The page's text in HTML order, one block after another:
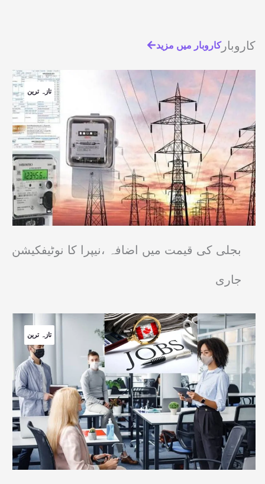
کاروبارکاروبار میں مزید
تازہ ترین
بجلی کی قیمت میں اضافہ ،نیپرا کا نوٹیفکیشن
جاری
تازہ ترین